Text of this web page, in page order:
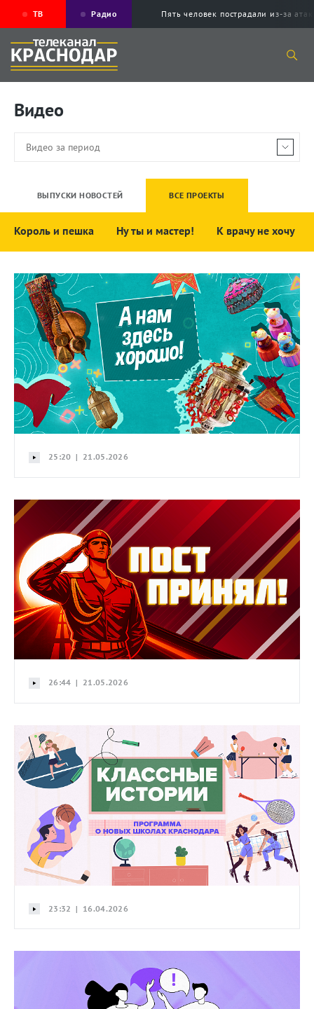
ТВ Радио Пять человек пострадали из-за
Видео
ВЫПУСКИ НОВОСТЕЙ ВСЕ ПРОЕКТЫ
Король и пешка Ну ты и мастер! К врачу не хочу
25:20 | 21.05.2026
26:44 | 21.05.2026
23:32 | 16.04.2026